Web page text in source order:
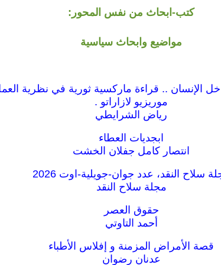
كتب-ابحاث من نفس المحور:
مواضيع وابحاث سياسية
الإنسان .. قراءة ماركسية ثورية في نظرية
موريزيو لازاراتو .
رياض الشرايطي
ابجديات العطاء
انتصار كامل جفلان الخشت
سلاح النقد، عدد جوان-جويلية-اوت 2026
مجلة سلاح النقد
حقوق العصر
أحمد التاوتي
قصة الأمراض المزمنة و إفلاس الأطباء
عدنان رضوان